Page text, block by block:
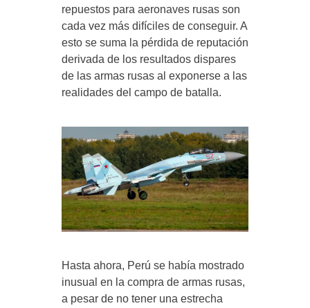
repuestos para aeronaves rusas son
cada vez más difíciles de conseguir. A
esto se suma la pérdida de reputación
derivada de los resultados dispares
de las armas rusas al exponerse a las
realidades del campo de batalla.
Hasta ahora, Perú se había mostrado
inusual en la compra de armas rusas,
a pesar de no tener una estrecha